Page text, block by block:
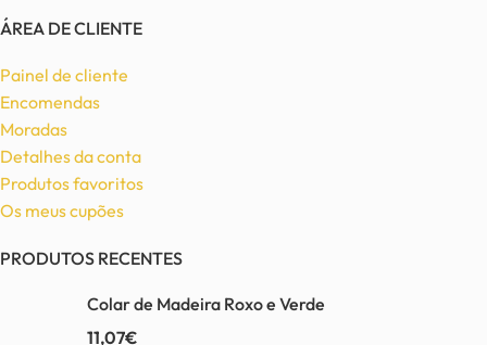
ÁREA DE CLIENTE
Painel de cliente
Encomendas
Moradas
Detalhes da conta
Produtos favoritos
Os meus cupões
PRODUTOS RECENTES
Colar de Madeira Roxo e Verde
11,07€